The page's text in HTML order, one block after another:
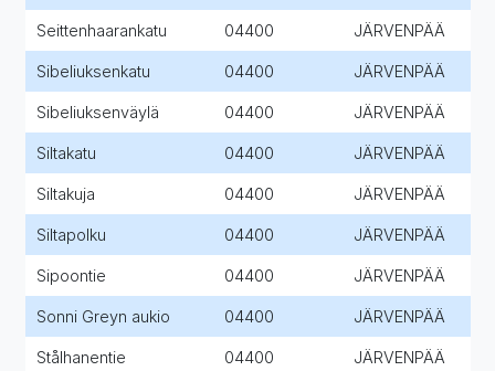
Seittenhaarankatu 04400 JÄRVENPÄÄ
Sibeliuksenkatu 04400 JÄRVENPÄÄ
Sibeliuksenväylä 04400 JÄRVENPÄÄ
Siltakatu 04400 JÄRVENPÄÄ
Siltakuja 04400 JÄRVENPÄÄ
Siltapolku 04400 JÄRVENPÄÄ
Sipoontie 04400 JÄRVENPÄÄ
Sonni Greyn aukio 04400 JÄRVENPÄÄ
Stålhanentie 04400 JÄRVENPÄÄ